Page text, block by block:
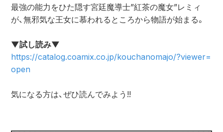
最強の能力をひた隠す宮廷魔導士”紅茶の魔女”レミィ
が、無邪気な王女に慕われるところから物語が始まる。
▼試し読み▼
https://catalog.coamix.co.jp/kouchanomajo/?viewer=
open
気になる方は、ぜひ読んでみよう!!